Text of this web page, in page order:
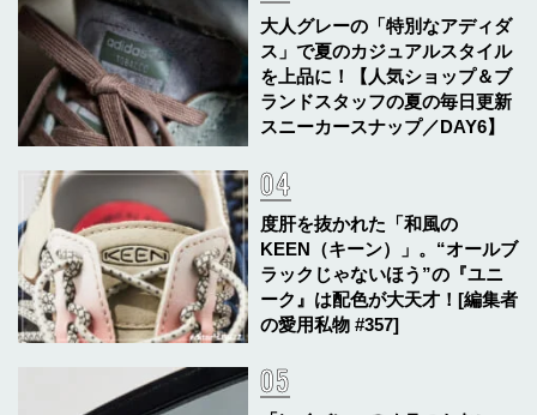
大人グレーの「特別なアディダ
ス」で夏のカジュアルスタイル
を上品に！【人気ショップ＆ブ
ランドスタッフの夏の毎日更新
スニーカースナップ／DAY6】
度肝を抜かれた「和風の
KEEN（キーン）」。“オールブ
ラックじゃないほう”の『ユニ
ーク』は配色が大天才！[編集者
の愛用私物 #357]